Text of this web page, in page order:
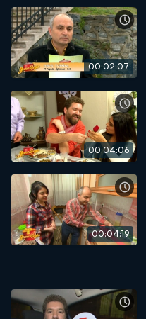
00:02:07
00:04:06
00:04:19